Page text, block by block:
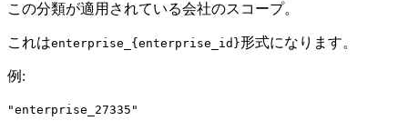
この分類が適用されている会社のスコープ。
これはenterprise_{enterprise_id}形式になります。
例 :
"enterprise_27335"